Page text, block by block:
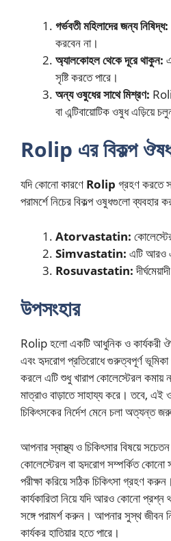
গর্ভবতী মহিলাদের জন্য নিষিদ্ধ:
করবেন না।
অ্যালকোহল থেকে দূরে থাকুন:
সৃষ্টি করতে পারে।
অন্য ওষুধের সাথে মিশ্রণ:
বা এন্টিবায়োটিক ওষুধ এড়িয়ে
Rolip এর বিকল্প
যদি কোনো কারণে Rolip গ্রহণ করতে
পরামর্শে নিচের বিকল্প ওষুধগুলো ব্যবহার
Atorvastatin:
Simvastatin: এটি আরও
Rosuvastatin:
উপসংহার
Rolip হলো একটি আধুনিক ও কার্যকরী
এবং হৃদরোগ প্রতিরোধে গুরুত্বপূর্ণ
করলে এটি শুধু খারাপ কোলেস্টেরল কমায়
মাত্রাও বাড়াতে সাহায্য করে। তবে, এই
চিকিৎসকের নির্দেশ মেনে চলা অত্যন্ত
আপনার স্বাস্থ্য ও চিকিৎসার বিষয়ে
কোলেস্টেরল বা হৃদরোগ সম্পর্কিত কোনো
পরীক্ষা করিয়ে সঠিক চিকিৎসা গ্রহণ করুন।
কার্যকারিতা নিয়ে যদি আরও কোনো
সঙ্গে পরামর্শ করুন। আপনার সুস্থ জীবন
কার্যকর হাতিয়ার হতে পারে।